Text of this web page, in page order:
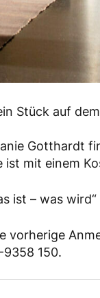
Stück auf
Gotthardt
ist mit einem
ist – was
vorherige
150.